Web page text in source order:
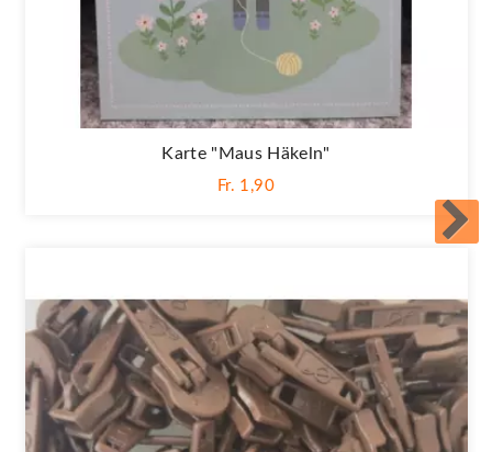
Karte "Maus Häkeln"
Fr. 1,90